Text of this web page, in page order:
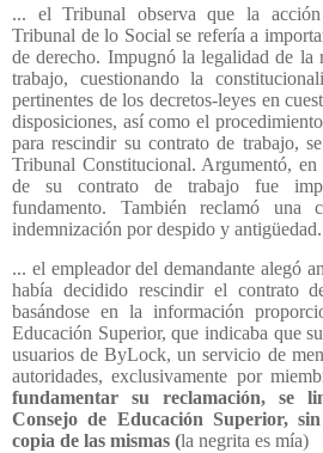
... el Tribunal observa que la
Tribunal de lo Social se refería a
de derecho. Impugnó la legalidad de la
trabajo, cuestionando la
pertinentes de los decretos-leyes en
disposiciones, así como el
para rescindir su contrato de trabajo,
Tribunal Constitucional. Argumentó, en
de su contrato de trabajo fue
fundamento. También reclamó una
indemnización por despido y antigüedad.
... el empleador del demandante alegó
había decidido rescindir el contrato
basándose en la información
Educación Superior, que indicaba que
usuarios de ByLock, un servicio de
autoridades, exclusivamente por
fundamentar su reclamación, se
Consejo de Educación Superior,
copia de las mismas (la negrita es mía)